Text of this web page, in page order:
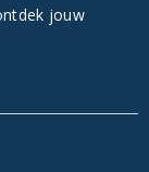
jouw